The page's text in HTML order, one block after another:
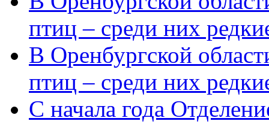
птиц – среди них
В Оренбургской
птиц – среди них
С начала года